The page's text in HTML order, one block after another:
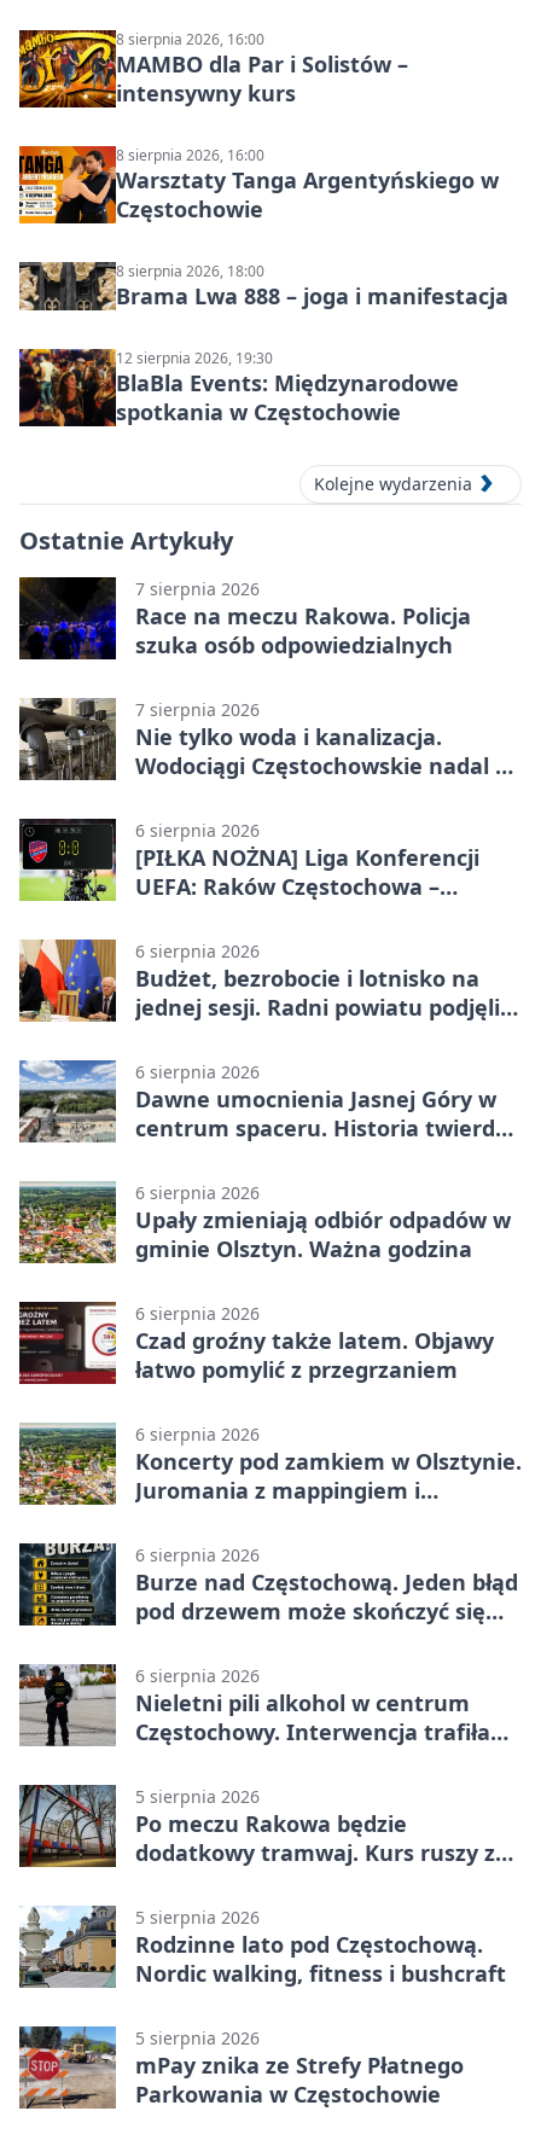
8 sierpnia 2026, 16:00
MAMBO dla Par i Solistów –
intensywny kurs
8 sierpnia 2026, 16:00
Warsztaty Tanga Argentyńskiego w
Częstochowie
8 sierpnia 2026, 18:00
Brama Lwa 888 – joga i manifestacja
12 sierpnia 2026, 19:30
BlaBla Events: Międzynarodowe
spotkania w Częstochowie
Kolejne wydarzenia
Ostatnie Artykuły
7 sierpnia 2026
Race na meczu Rakowa. Policja
szuka osób odpowiedzialnych
7 sierpnia 2026
Nie tylko woda i kanalizacja.
Wodociągi Częstochowskie nadal w
6 sierpnia 2026
[PIŁKA NOŻNA] Liga Konferencji
UEFA: Raków Częstochowa –
meczu III rundy eliminacji
6 sierpnia 2026
Budżet, bezrobocie i lotnisko na
jednej sesji. Radni powiatu podjęli
6 sierpnia 2026
Dawne umocnienia Jasnej Góry w
centrum spaceru. Historia twierdzy
6 sierpnia 2026
Upały zmieniają odbiór odpadów w
gminie Olsztyn. Ważna godzina
6 sierpnia 2026
Czad groźny także latem. Objawy
łatwo pomylić z przegrzaniem
6 sierpnia 2026
Koncerty pod zamkiem w Olsztynie.
Juromania z mappingiem i
6 sierpnia 2026
Burze nad Częstochową. Jeden błąd
pod drzewem może skończyć się
6 sierpnia 2026
Nieletni pili alkohol w centrum
Częstochowy. Interwencja trafiła
5 sierpnia 2026
Po meczu Rakowa będzie
dodatkowy tramwaj. Kurs ruszy ze
5 sierpnia 2026
Rodzinne lato pod Częstochową.
Nordic walking, fitness i bushcraft
5 sierpnia 2026
mPay znika ze Strefy Płatnego
Parkowania w Częstochowie